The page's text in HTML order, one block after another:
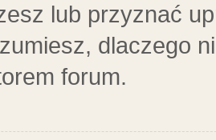
lub przyznać
dlaczego
forum.